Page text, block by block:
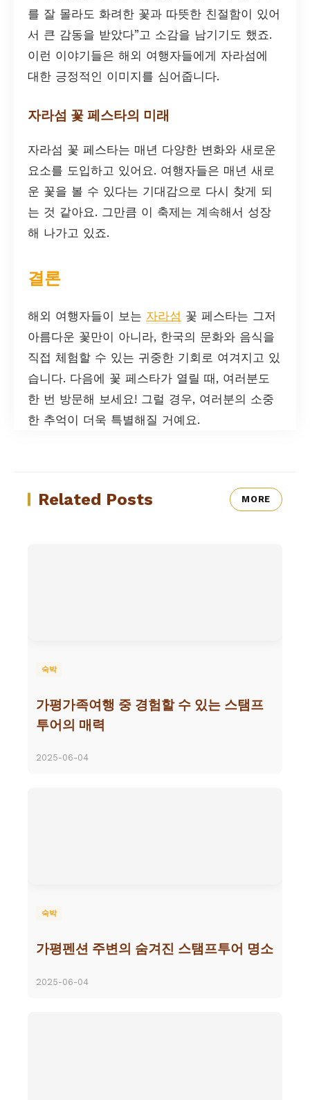
를 잘 몰라도 화려한 꽃과 따뜻한 친절함이 있어
서 큰 감동을 받았다”고 소감을 남기기도 했죠.
이런 이야기들은 해외 여행자들에게 자라섬에
대한 긍정적인 이미지를 심어줍니다.
자라섬 꽃 페스타의 미래
자라섬 꽃 페스타는 매년 다양한 변화와 새로운
요소를 도입하고 있어요. 여행자들은 매년 새로
운 꽃을 볼 수 있다는 기대감으로 다시 찾게 되
는 것 같아요. 그만큼 이 축제는 계속해서 성장
해 나가고 있죠.
결론
해외 여행자들이 보는 자라섬 꽃 페스타는 그저
아름다운 꽃만이 아니라, 한국의 문화와 음식을
직접 체험할 수 있는 귀중한 기회로 여겨지고 있
습니다. 다음에 꽃 페스타가 열릴 때, 여러분도
한 번 방문해 보세요! 그럴 경우, 여러분의 소중
한 추억이 더욱 특별해질 거예요.
Related Posts MORE
숙박
가평가족여행 중 경험할 수 있는 스탬프
투어의 매력
2025-06-04
숙박
가평펜션 주변의 숨겨진 스탬프투어 명소
2025-06-04